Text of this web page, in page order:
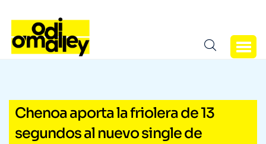
Chenoa aporta la friolera de 13
segundos al nuevo single de